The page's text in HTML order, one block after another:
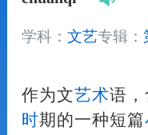
学科： 文艺专辑：
作为文艺术语
时期的一种短篇